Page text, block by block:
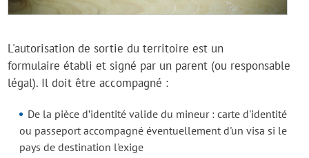
L'autorisation de sortie du territoire est un
formulaire établi et signé par un parent (ou responsable
légal). Il doit être accompagné :
De la pièce d’identité valide du mineur : carte d'identité
ou passeport accompagné éventuellement d'un visa si le
pays de destination l'exige